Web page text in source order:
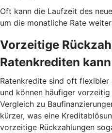
Oft kann die Laufzeit des
um die monatliche Rate
Vorzeitige
Ratenkrediten
Ratenkredite sind oft flexibler
und können häufiger
Vergleich zu
kürzer, was eine
vorzeitige Rückzahlungen